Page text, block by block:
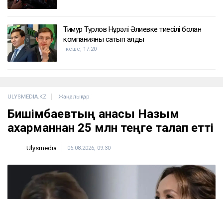
Тимур Турлов Нұрәлі Әлиевке тиесілі болған
компанияны сатып алды
кеше, 17:20
ULYSMEDIA.KZ Жаңалықтар
Бишімбаевтың анасы Назым
Қахарманнан 25 млн теңге талап етті
Ulysmedia 06.08.2026, 09:30